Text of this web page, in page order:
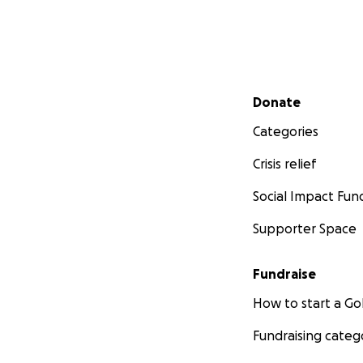
Secondary menu
Donate
Categories
Crisis relief
Social Impact
Supporter Space
Fundraise
How to start a
Fundraising